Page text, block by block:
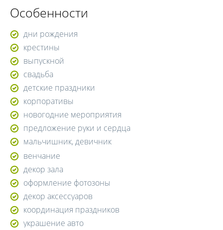
Особенности
дни рождения
крестины
выпускной
свадьба
детские праздники
корпоративы
новогодние мероприятия
предложение руки и сердца
мальчишник, девичник
венчание
декор зала
оформление фотозоны
декор аксессуаров
координация праздников
украшение авто